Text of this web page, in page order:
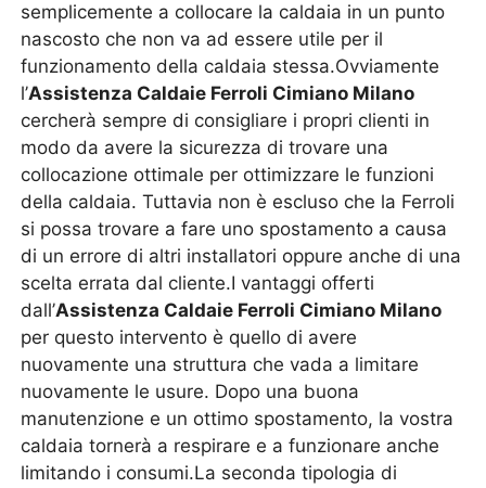
semplicemente a collocare la caldaia in un punto
nascosto che non va ad essere utile per il
funzionamento della caldaia stessa.Ovviamente
l’Assistenza Caldaie Ferroli Cimiano Milano
cercherà sempre di consigliare i propri clienti in
modo da avere la sicurezza di trovare una
collocazione ottimale per ottimizzare le funzioni
della caldaia. Tuttavia non è escluso che la Ferroli
si possa trovare a fare uno spostamento a causa
di un errore di altri installatori oppure anche di una
scelta errata dal cliente.I vantaggi offerti
dall’Assistenza Caldaie Ferroli Cimiano Milano
per questo intervento è quello di avere
nuovamente una struttura che vada a limitare
nuovamente le usure. Dopo una buona
manutenzione e un ottimo spostamento, la vostra
caldaia tornerà a respirare e a funzionare anche
limitando i consumi.La seconda tipologia di